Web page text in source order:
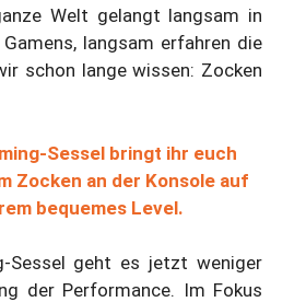
Welt gelangt langsam in
langsam erfahren die
schon lange wissen: Zocken
Sessel bringt ihr euch
Zocken an der Konsole auf
bequemes Level.
Sessel geht es jetzt weniger
der Performance. Im Fokus